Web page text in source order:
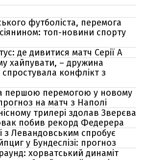
футболіста, перемога
топ-новини спорту
де дивитися матч Серії А
хайпувати, – дружина
конфлікт з
першою перемогою у новому
на матч з Наполі
трилері здолав Зверєва
побив рекорд Федерера
з Левандовським спробує
у Бундеслізі: прогноз
хорватський динаміт